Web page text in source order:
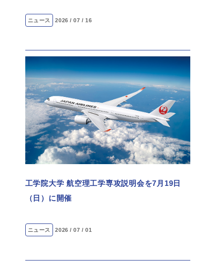
ニュース 2026 / 07 / 16
工学院大学 航空理工学専攻説明会を7月19日
（日）に開催
ニュース 2026 / 07 / 01